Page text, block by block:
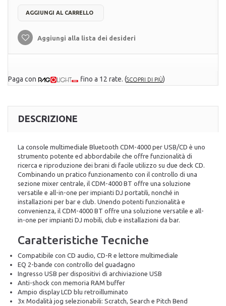
AGGIUNGI AL CARRELLO
Aggiungi alla lista dei desideri
Paga con fino a 12 rate. (SCOPRI DI PIÙ)
DESCRIZIONE
La console multimediale Bluetooth CDM-4000 per USB/CD è uno
strumento potente ed abbordabile che offre funzionalità di
ricerca e riproduzione dei brani di facile utilizzo su due deck CD.
Combinando un pratico funzionamento con il controllo di una
sezione mixer centrale, il CDM-4000 BT offre una soluzione
versatile e all-in-one per impianti DJ portatili, nonché in
installazioni per bar e club. Unendo potenti funzionalità e
convenienza, il CDM-4000 BT offre una soluzione versatile e all-
in-one per impianti DJ mobili, club e installazioni da bar.
Caratteristiche Tecniche
Compatibile con CD audio, CD-R e lettore multimediale
EQ 2-bande con controllo del guadagno
Ingresso USB per dispositivi di archiviazione USB
Anti-shock con memoria RAM buffer
Ampio display LCD blu retroilluminato
3x Modalità jog selezionabili: Scratch, Search e Pitch Bend